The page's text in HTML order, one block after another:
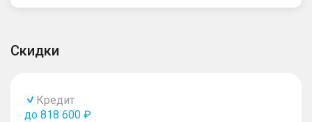
Скидки
Кредит
до 818 600 ₽